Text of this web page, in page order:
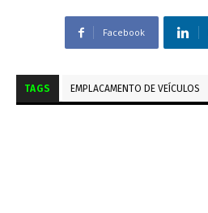
Facebook
TAGS EMPLACAMENTO DE VEÍCULOS